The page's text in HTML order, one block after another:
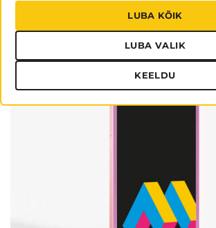
LUBA KÕIK
LUBA VALIK
KEELDU